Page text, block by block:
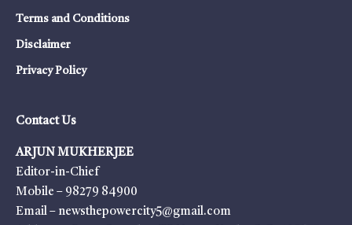
Terms and Conditions
Disclaimer
Privacy Policy
Contact Us
ARJUN MUKHERJEE
Editor-in-Chief
Mobile – 98279 84900
Email – newsthepowercity5@gmail.com